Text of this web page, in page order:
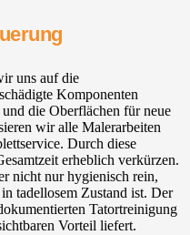
uns auf die
Komponenten
die Oberflächen für neue
wir alle Malerarbeiten
Durch diese
erheblich verkürzen.
nicht nur hygienisch rein,
tadellosem Zustand ist. Der
Tatortreinigung
Vorteil liefert.